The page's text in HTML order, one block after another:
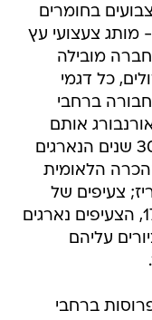
בחומרים
מותג צעצועי עץ
מובילה
כל דגמי
ברחבי
אותם
טוות נשות אורנבורג למעלה מ-300 שנים הנארגים
הלאומית
בפריז; צעיפים של
מותג פבלופוסד, מותג רוסי מ-1795, הצעיפים נארגים
עליהם
רשת הפרוסות ברחבי